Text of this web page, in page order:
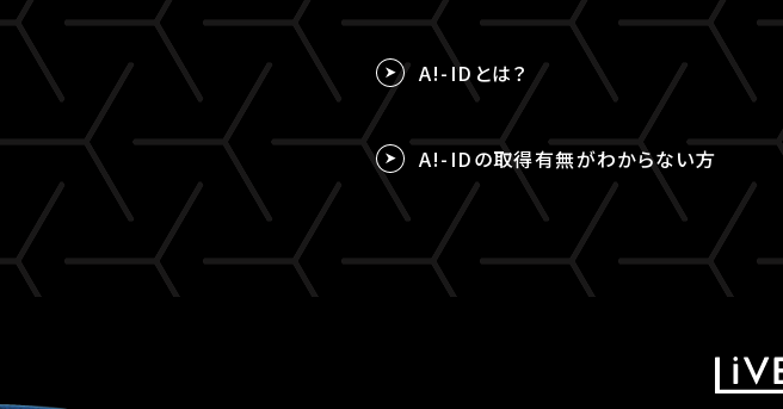
A!-IDとは？
A!-IDの取得有無がわからない方